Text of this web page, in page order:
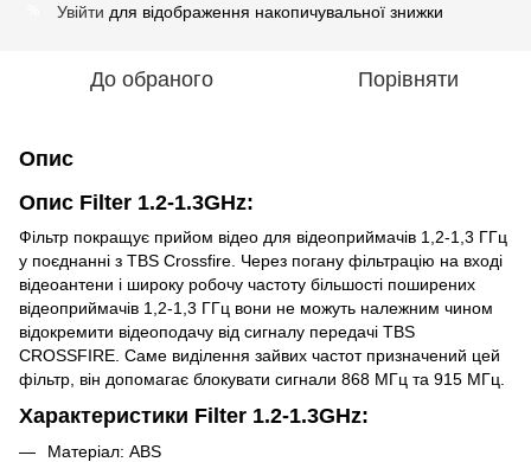
Увійти для відображення накопичувальної знижки
До обраного Порівняти
Опис
Опис Filter 1.2-1.3GHz:
Фільтр покращує прийом відео для відеоприймачів 1,2-1,3 ГГц
у поєднанні з TBS Crossfire. Через погану фільтрацію на вході
відеоантени і широку робочу частоту більшості поширених
відеоприймачів 1,2-1,3 ГГц вони не можуть належним чином
відокремити відеоподачу від сигналу передачі TBS
CROSSFIRE. Саме виділення зайвих частот призначений цей
фільтр, він допомагає блокувати сигнали 868 МГц та 915 МГц.
Характеристики Filter 1.2-1.3GHz:
Матеріал: ABS